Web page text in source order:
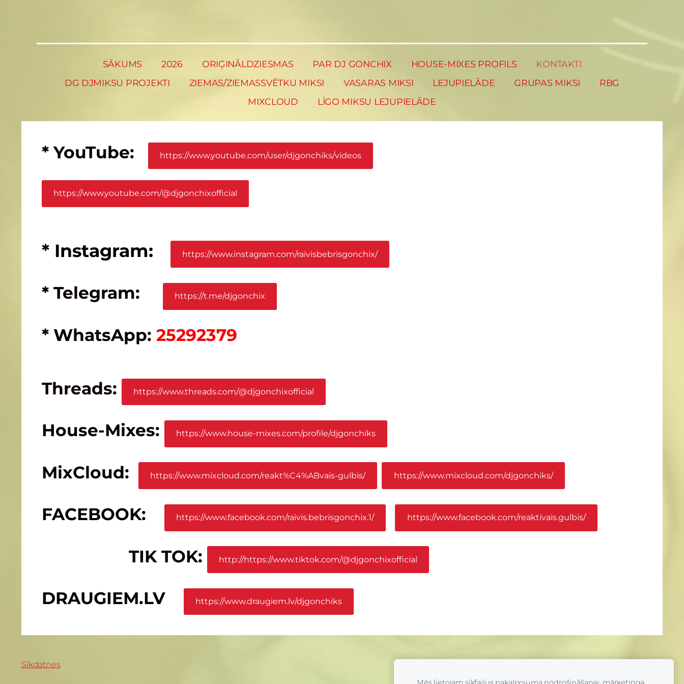
SĀKUMS 2026 ORIĢINĀLDZIESMAS PAR DJ GONCHIX HOUSE-MIXES PROFILS
KONTAKTI
DG DJMIKSU PROJEKTI
ZIEMAS/ZIEMASSVĒTKU MIKSI VASARAS MIKSI LEJUPIELĀDE GRUPAS MIKSI
RBG
MIXCLOUD
LĪGO MIKSU LEJUPIELĀDE
* YouTube: https://www.youtube.com/user/djgonchiks/videos
https://www.youtube.com/@djgonchixofficial
* Instagram: https://www.instagram.com/raivisbebrisgonchix/
* Telegram: https://t.me/djgonchix
* WhatsApp: 25292379
Threads: https://www.threads.com/@djgonchixofficial
House-Mixes: https://www.house-mixes.com/profile/djgonchiks
MixCloud: https://www.mixcloud.com/reakt%C4%ABvais-gulbis/ https://www.mixcloud.com/djgonchiks/
FACEBOOK: https://www.facebook.com/raivis.bebrisgonchix.1/ https://www.facebook.com/reaktivais.gulbis/
TIK TOK: http://https://www.tiktok.com/@djgonchixofficial
DRAUGIEM.LV https://www.draugiem.lv/djgonchiks
Sīkdatnes